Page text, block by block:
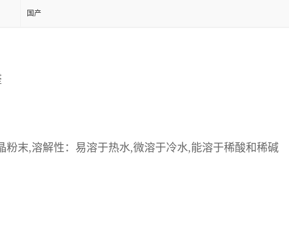
国产
粉末,溶解性：易溶于热水,微溶于冷水,能溶于稀酸和稀碱